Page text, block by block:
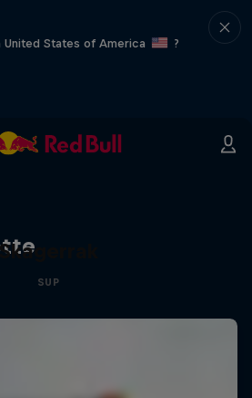
States of America
?
SUP